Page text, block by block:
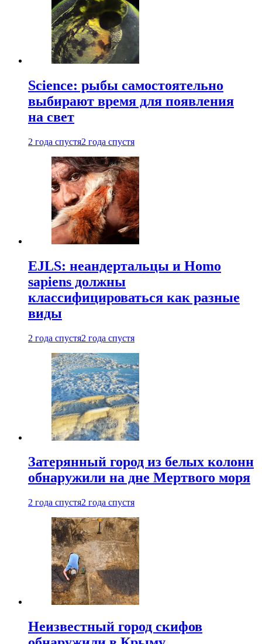
Science: рыбы самостоятельно
выбирают время для появления
на свет
2 года спустя2 года спустя
EJLS: неандертальцы и Homo
sapiens должны
классифицироваться как разные
виды
2 года спустя2 года спустя
Затерянный город из белых колонн
обнаружили на дне Мертвого моря
2 года спустя2 года спустя
Неизвестный город скифов